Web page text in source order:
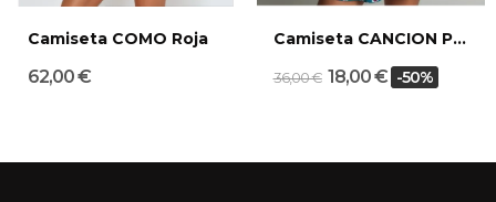
Camiseta COMO Roja
62,00 €
Camiseta CANCION Petrol Arena
36,00 € 18,00 € -50%